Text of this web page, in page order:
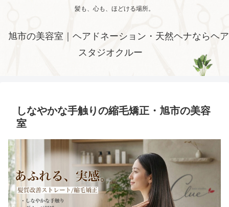
髪も、心も、ほどける場所。
旭市の美容室｜ヘアドネーション・天然ヘナならヘア
スタジオクルー
しなやかな手触りの縮毛矯正・旭市の美容
室